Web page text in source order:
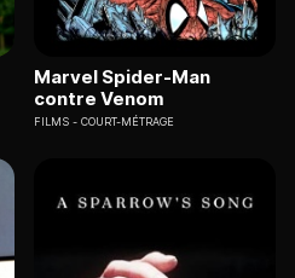
Marvel Spider-Man
contre Venom
FILMS COURT-MÉTRAGE